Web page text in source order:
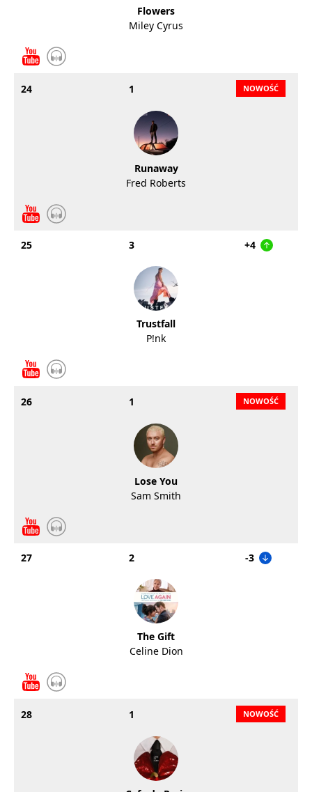
Flowers
Miley Cyrus
24 1
Runaway
Fred Roberts
25 3 +4
Trustfall
P!nk
26 1
Lose You
Sam Smith
27 2 -3
The Gift
Celine Dion
28 1